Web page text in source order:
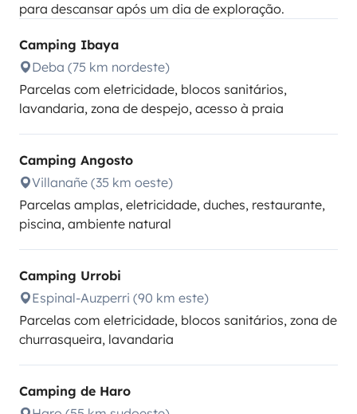
para descansar após um dia de exploração.
Camping Ibaya
Deba (75 km nordeste)
Parcelas com eletricidade, blocos sanitários,
lavandaria, zona de despejo, acesso à praia
Camping Angosto
Villanañe (35 km oeste)
Parcelas amplas, eletricidade, duches, restaurante,
piscina, ambiente natural
Camping Urrobi
Espinal-Auzperri (90 km este)
Parcelas com eletricidade, blocos sanitários, zona de
churrasqueira, lavandaria
Camping de Haro